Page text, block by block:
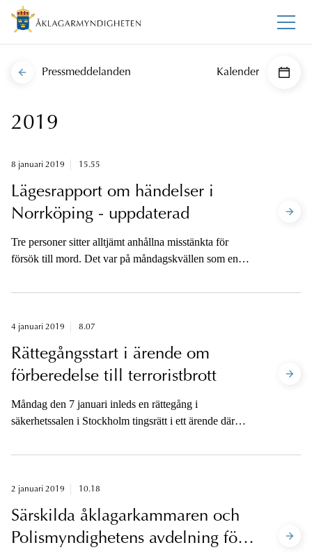
Pressmeddelanden Kalender
2019
8 januari 2019 15.55
Lägesrapport om händelser i
Norrköping - uppdaterad
Tre personer sitter alltjämt anhållna misstänkta för
försök till mord. Det var på måndagskvällen som en
4 januari 2019 8.07
Rättegångsstart i ärende om
förberedelse till terroristbrott
Måndag den 7 januari inleds en rättegång i
säkerhetssalen i Stockholm tingsrätt i ett ärende där
misstänkta för förberedelse till terroristbrott. Åklagaren
förhandlingsdagen har avslutats.
2 januari 2019 10.18
Särskilda åklagarkammaren och
Polismyndighetens avdelning för